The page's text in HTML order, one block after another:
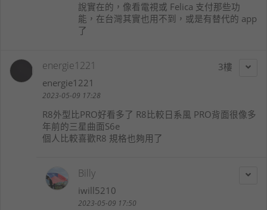
說實在的，像看電視或 Felica 支付那些功
能，在台灣其實也用不到，或是有替代的 app
了
3
energie1221
energie1221
2023-05-09 17:28
R8外型比PRO好看多了 R8比較日系風 PRO背面很像多
年前的三星曲面S6e
個人比較喜歡R8 規格也夠用了
Billy
iwill5210
2023-05-09 17:50